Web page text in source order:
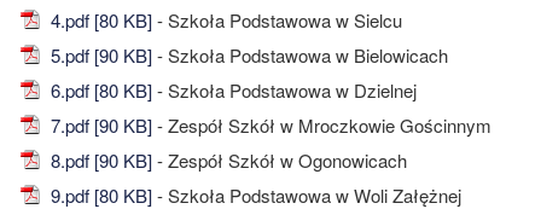
4.pdf [80 KB]- Szkoła Podstawowa w Sielcu
5.pdf [90 KB]- Szkoła Podstawowa w Bielowicach
6.pdf [80 KB]- Szkoła Podstawowa w Dzielnej
7.pdf [90 KB]- Zespół Szkół w Mroczkowie Gościnnym
8.pdf [90 KB]- Zespół Szkół w Ogonowicach
9.pdf [80 KB]- Szkoła Podstawowa w Woli Załężnej